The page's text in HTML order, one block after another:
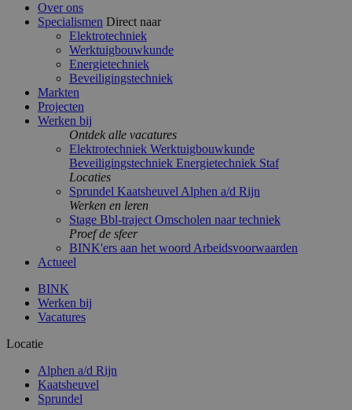
Over ons
Specialismen Direct naar
Elektrotechniek
Werktuigbouwkunde
Energietechniek
Beveiligingstechniek
Markten
Projecten
Werken bij
Ontdek alle vacatures
Elektrotechniek Werktuigbouwkunde
Beveiligingstechniek Energietechniek Staf
Locaties
Sprundel Kaatsheuvel Alphen a/d Rijn
Werken en leren
Stage Bbl-traject Omscholen naar techniek
Proef de sfeer
BINK'ers aan het woord Arbeidsvoorwaarden
Actueel
BINK
Werken bij
Vacatures
Locatie
Alphen a/d Rijn
Kaatsheuvel
Sprundel